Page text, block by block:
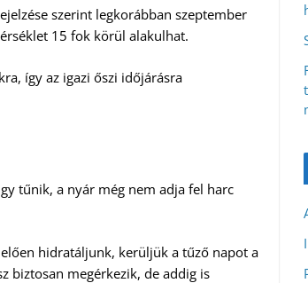
szerint legkorábban szeptember
15 fok körül alakulhat.
így az igazi őszi időjárásra
tűnik, a nyár még nem adja fel harc
hidratáljunk, kerüljük a tűző napot a
biztosan megérkezik, de addig is